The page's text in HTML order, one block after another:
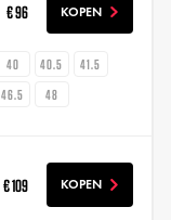
€ 96 KOPEN
40 40.5
41.5
46.5 48
€ 109 KOPEN